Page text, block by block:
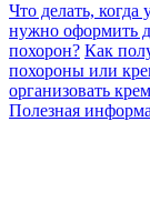
Что делать, когда
нужно оформить
похорон? Как
похороны или
организовать
Полезная